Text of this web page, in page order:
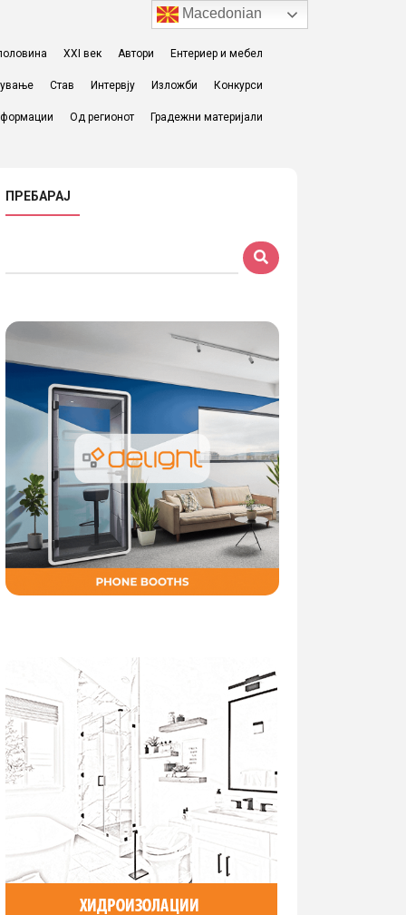
XXI век Автори Ентериер и мебел
Став Интервју Изложби Конкурси
Од регионот Градежни материјали
ПРЕБАРАЈ
Macedonian